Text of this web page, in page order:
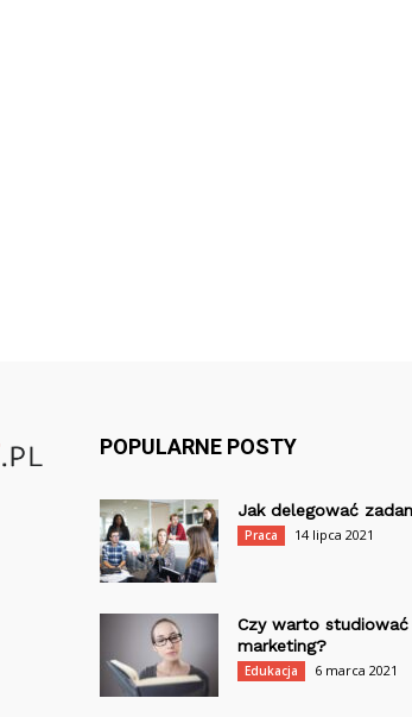
POPULARNE POSTY
Jak delegować
Praca 14 lipca 2021
Czy warto studiować
marketing?
Edukacja 6 marca 2021